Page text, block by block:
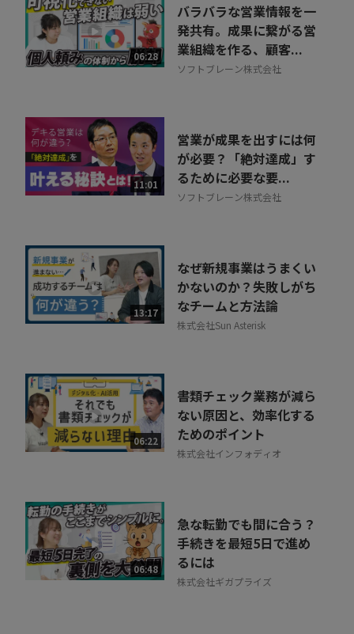
06:28
バラバラな営業情報を一
発共有。成果に繋がる営
業組織を作る、顧客...
ソフトブレーン株式会社
11:01
営業が成果を出すには何
が必要？「絶対達成」す
るために必要な要...
ソフトブレーン株式会社
13:17
なぜ新規事業はうまくい
かないのか？失敗しがち
なチームと方法論
株式会社Sun Asterisk
06:22
書類チェック業務が減ら
ない原因と、効率化する
ためのポイント
株式会社インフォディオ
06:48
急な転勤でも間に合う？
手続きを最短5日で進め
るには
株式会社ギガプライズ